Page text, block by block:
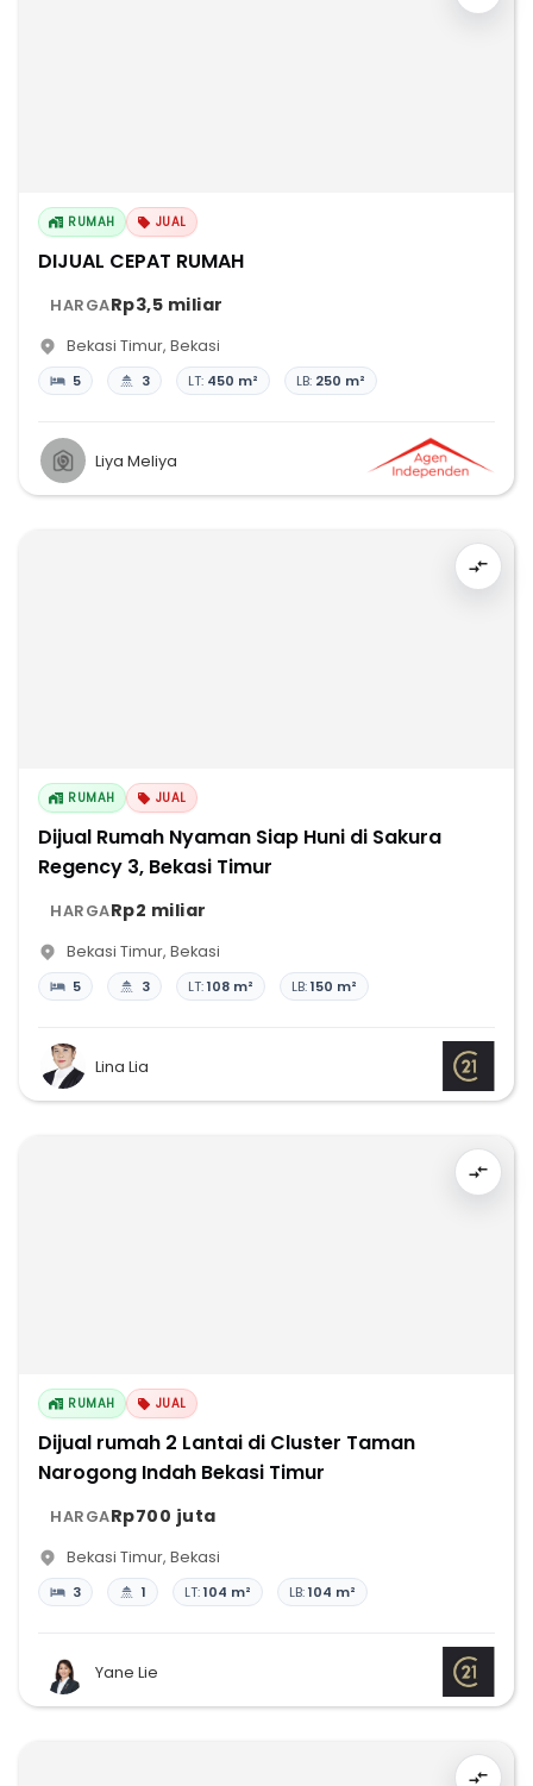
RUMAH JUAL
DIJUAL CEPAT RUMAH
HARGARp3,5 miliar
Bekasi Timur, Bekasi
5 3 LT: 450 m² LB: 250 m²
Liya Meliya
RUMAH JUAL
Dijual Rumah Nyaman Siap Huni di Sakura
Regency 3, Bekasi Timur
HARGARp2 miliar
Bekasi Timur, Bekasi
5 3 LT:108 m² LB:150 m²
Lina Lia
RUMAH JUAL
Dijual rumah 2 Lantai di Cluster Taman
Narogong Indah Bekasi Timur
HARGARp700 juta
Bekasi Timur, Bekasi
3 1 LT:104 m² LB:104 m²
Yane Lie